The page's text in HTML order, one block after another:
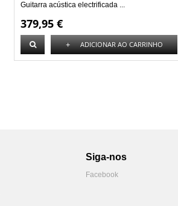
Guitarra acústica electrificada ...
379,95 €
+ ADICIONAR AO CARRINHO
Siga-nos
Facebook